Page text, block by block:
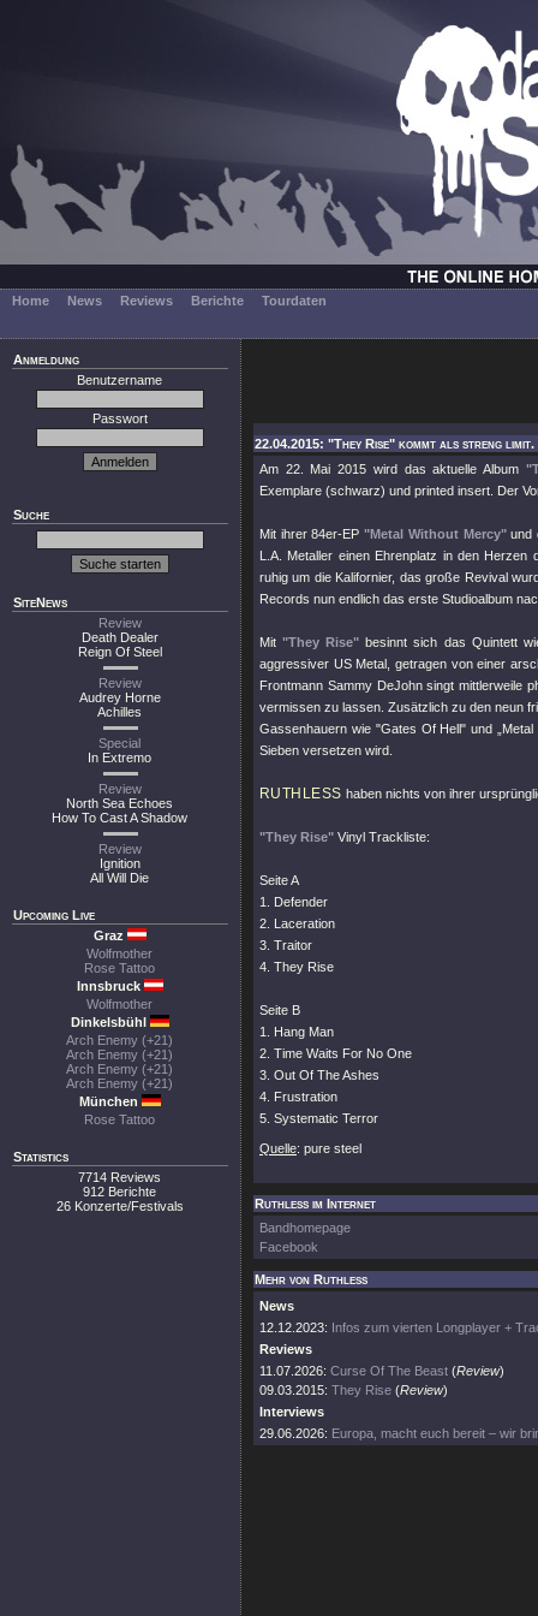
Home News Reviews Berichte Tourdaten
Anmeldung
Benutzername
Passwort
Suche
SiteNews
Review
Death Dealer
Reign Of Steel
Review
Audrey Horne
Achilles
Special
In Extremo
Review
North Sea Echoes
How To Cast A Shadow
Review
Ignition
All Will Die
Upcoming Live
Graz
Wolfmother
Rose Tattoo
Innsbruck
Wolfmother
Dinkelsbühl
Arch Enemy (+21)
Arch Enemy (+21)
Arch Enemy (+21)
Arch Enemy (+21)
München
Rose Tattoo
Statistics
7714 Reviews
912 Berichte
26 Konzerte/Festivals
22.04.2015: "They Rise" kommt als streng
Am 22. Mai 2015 wird das aktuelle Album
Exemplare (schwarz) und printed insert. Der
Mit ihrer 84er-EP"Metal Without Mercy"und
L.A. Metaller einen Ehrenplatz in den
ruhig um die Kalifornier, das große Revival
Records nun endlich das erste Studioalbum
Mit"They Rise" besinnt sich das Quintett
aggressiver US Metal, getragen von einer
Frontmann Sammy DeJohn singt mittlerweile
vermissen zu lassen. Zusätzlich zu den neun
Gassenhauern wie "Gates Of Hell" und
Sieben versetzen wird.
RUTHLESS haben nichts von ihrer
"They Rise" Vinyl Trackliste:
Seite A
1. Defender
2. Laceration
3. Traitor
4. They Rise
Seite B
1. Hang Man
2. Time Waits For No One
3. Out Of The Ashes
4. Frustration
5. Systematic Terror
Quelle: pure steel
Ruthless im Internet
Bandhomepage
Facebook
Mehr von Ruthless
News
12.12.2023: Infos zum vierten Longplayer +
Reviews
11.07.2026: Curse Of The Beast (Review)
09.03.2015: They Rise (Review)
Interviews
29.06.2026: Europa, macht euch bereit – wir